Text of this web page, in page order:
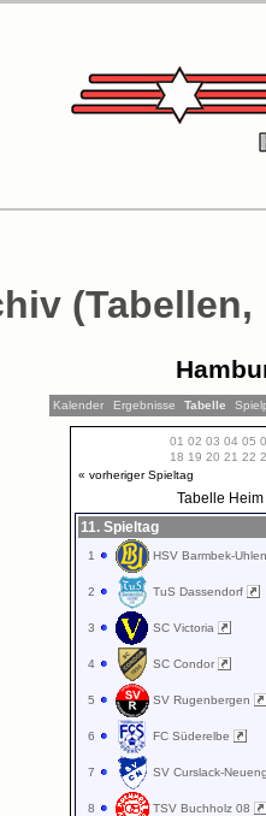
Kalender Ergebnisse Tabelle
01 02 03 04 05
18 19 20 21 22
« vorheriger Spieltag
Tabelle Heim
11. Spieltag
1 HSV Barmbek-
2 TuS Dassendorf
3 SC Victoria
4 SC Condor
5 SV Rugenbergen
6 FC Süderelbe
7 SV Curslack-
8 TSV Buchholz 08